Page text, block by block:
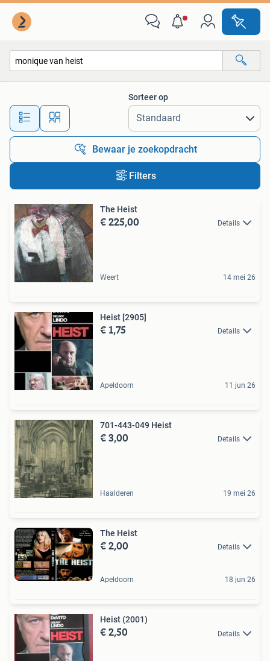
Alle afstanden…
Sorteer op
Bewaar je zoekopdracht
Filters
The Heist
€ 225,00 Details
Weert 14 mei 26
Heist [2905]
€ 1,75 Details
Apeldoorn 11 jun 26
701-443-049 Heist
€ 3,00 Details
Haalderen 19 mei 26
The Heist
€ 2,00 Details
Apeldoorn 18 jun 26
Heist (2001)
€ 2,50 Details